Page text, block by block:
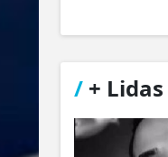
/+ Lidas